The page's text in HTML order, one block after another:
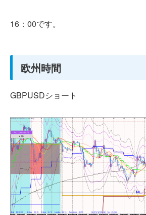
16：00です。
欧州時間
GBPUSDショート